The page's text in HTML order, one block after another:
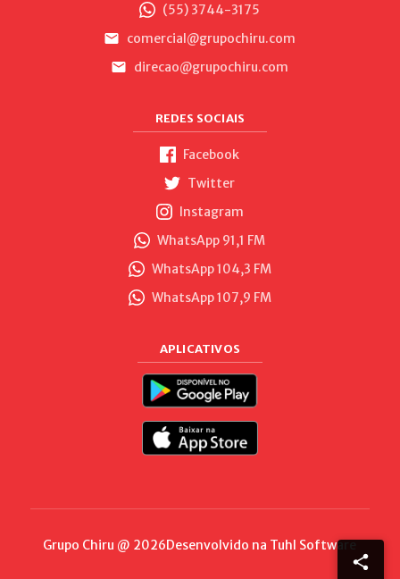
(55) 3744-3175
comercial@grupochiru.com
direcao@grupochiru.com
REDES SOCIAIS
Facebook
Twitter
Instagram
WhatsApp 91,1 FM
WhatsApp 104,3 FM
WhatsApp 107,9 FM
APLICATIVOS
Grupo Chiru @ 2026Desenvolvido na Tuhl Software